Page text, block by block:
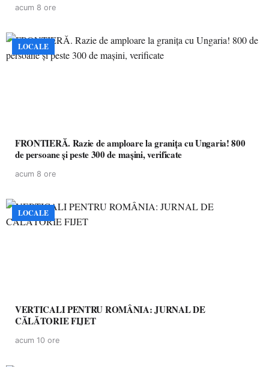
acum 8 ore
LOCALE
FRONTIERĂ. Razie de amploare la granița cu Ungaria! 800
de persoane și peste 300 de mașini, verificate
acum 8 ore
LOCALE
VERTICALI PENTRU ROMÂNIA: JURNAL DE
CĂLĂTORIE FIJET
acum 10 ore